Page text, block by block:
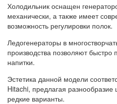
Холодильник оснащен
механически, а также имеет
возможность регулировки полок.
Ледогенераторы в
производства позволяют быстро
напитки.
Эстетика данной модели
Hitachi, предлагая
редкие варианты.